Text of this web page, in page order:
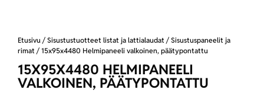
Etusivu / Sisustustuotteet listat ja lattialaudat / Sisustuspaneelit ja
rimat / 15x95x4480 Helmipaneeli valkoinen, päätypontattu
15X95X4480 HELMIPANEELI
VALKOINEN, PÄÄTYPONTATTU